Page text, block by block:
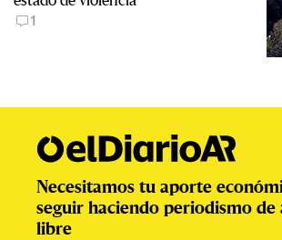
1
Necesitamos tu aporte
seguir haciendo periodismo de
libre